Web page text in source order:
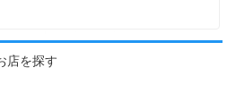
店を探す